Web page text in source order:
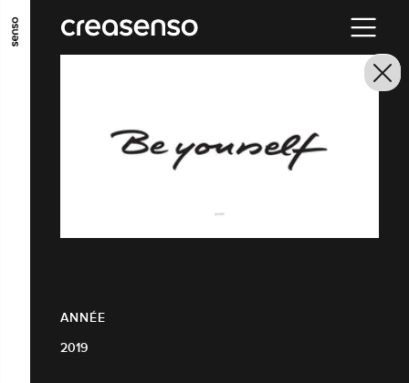
ALLER AU CONTENU PRINCIPAL
ANNÉE
2019